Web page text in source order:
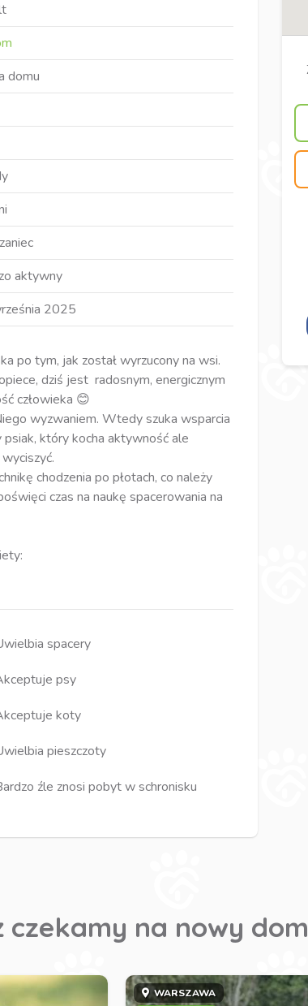
domu
aktywny
2025
po tym, jak został wyrzucony na wsi.
dziś jest radosnym, energicznym
człowieka 😊
wyzwaniem. Wtedy szuka wsparcia
który kocha aktywność ale
chodzenia po płotach, co należy
czas na naukę spacerowania na
spacery
psy
koty
pieszczoty
źle znosi pobyt w schronisku
czekamy na nowy
WARSZAWA